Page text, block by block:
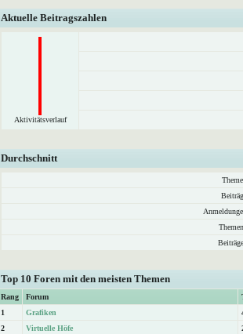
Aktuelle Beitragszahlen
Aktivitätsverlauf
Durchschnitt
Top 10 Foren mit den meisten Themen
Rang Forum
1
Grafiken
2
Virtuelle Höfe